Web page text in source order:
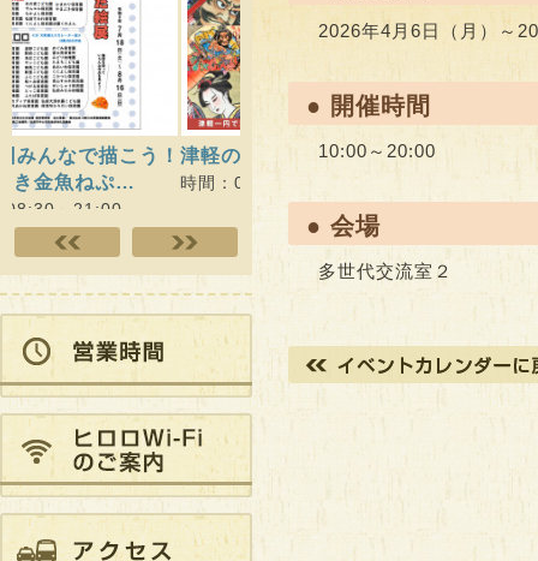
2026年4月6日（月）～
● 開催時間
10:00～20:00
● 会場
多世代交流室２
津軽のねぷた絵展
時間：08:30～21:00
ヒロロスクエアでウォー
時間：09:00～18:00